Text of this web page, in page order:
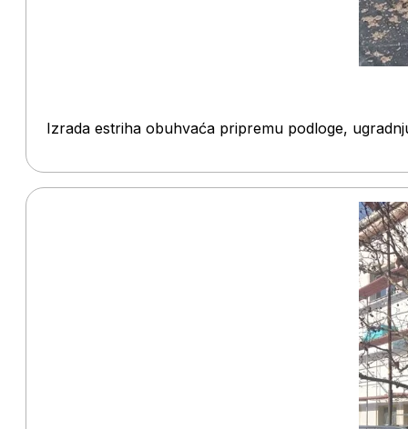
Izrada estriha obuhvaća pripremu podloge,